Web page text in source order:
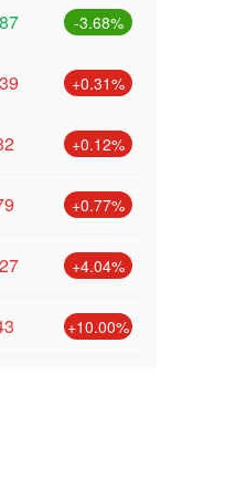
-3.68%
+0.31%
+0.12%
+0.77%
+4.04%
+10.00%